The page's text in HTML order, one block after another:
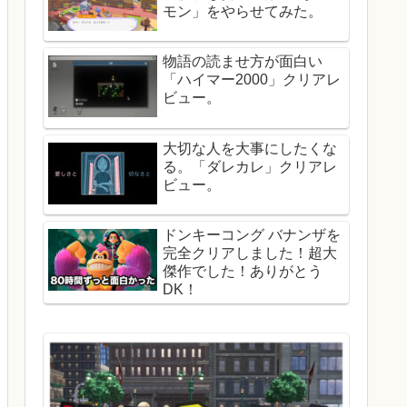
モン」をやらせてみた。
物語の読ませ方が面白い
「ハイマー2000」クリアレ
ビュー。
大切な人を大事にしたくな
る。「ダレカレ」クリアレ
ビュー。
ドンキーコング バナンザを
完全クリアしました！超大
傑作でした！ありがとう
DK！